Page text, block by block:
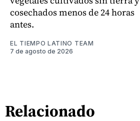
cosechados menos de 24 horas
antes.
EL TIEMPO LATINO TEAM
7 de agosto de 2026
Relacionado